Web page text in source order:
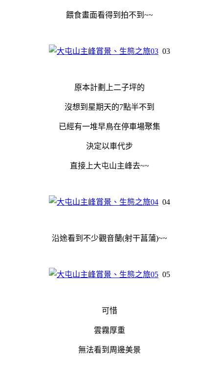
餵食畫面看得到拍不到~~
03
原本計劃上二子坪的
沒想到星期天的7點半不到
已經有一堆早鳥在停車場聚集
決定以車代步
直接上大屯山主峰去~~
04
沿途看到不少觀音蘭(射干菖蒲)~~
05
可惜
雲霧厚重
無法看到周邊美景